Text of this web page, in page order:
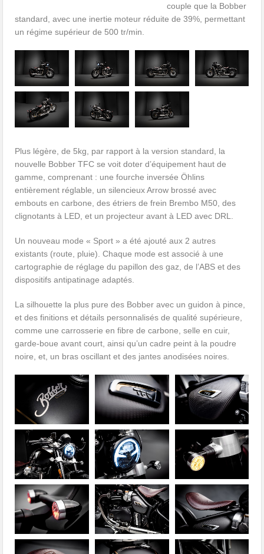
couple que la Bobber
standard, avec une inertie moteur réduite de 39%, permettant
un régime supérieur de 500 tr/min.
Plus légère, de 5kg, par rapport à la version standard, la
nouvelle Bobber TFC se voit doter d’équipement haut de
gamme, comprenant : une fourche inversée Öhlins
entièrement réglable, un silencieux Arrow brossé avec
embouts en carbone, des étriers de frein Brembo M50, des
clignotants à LED, et un projecteur avant à LED avec DRL.
Un nouveau mode « Sport » a été ajouté aux 2 autres
existants (route, pluie). Chaque mode est associé à une
cartographie de réglage du papillon des gaz, de l’ABS et des
dispositifs antipatinage adaptés.
La silhouette la plus pure des Bobber avec un guidon à pince,
et des finitions et détails personnalisés de qualité supérieure,
comme une carrosserie en fibre de carbone, selle en cuir,
garde-boue avant court, ainsi qu’un cadre peint à la poudre
noire, et, un bras oscillant et des jantes anodisées noires.